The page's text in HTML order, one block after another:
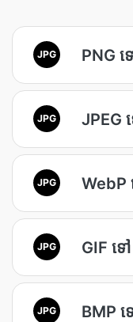
JPG PNG
JPG JPEG
JPG WebP
JPG GIF ទ
JPG BMP